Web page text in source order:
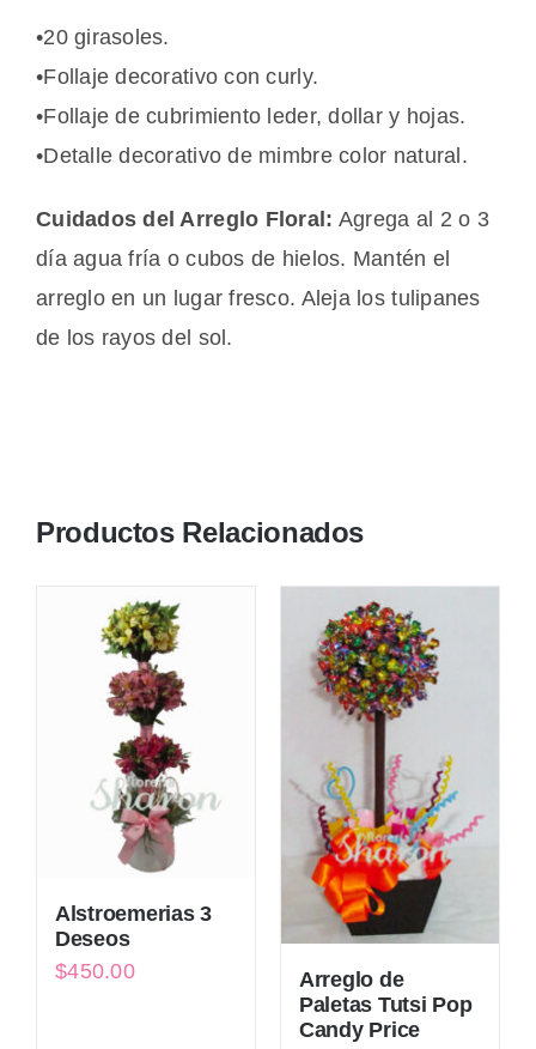
•20 girasoles.
•Follaje decorativo con curly.
•Follaje de cubrimiento leder, dollar y hojas.
•Detalle decorativo de mimbre color natural.
Cuidados del Arreglo Floral: Agrega al 2 o 3
día agua fría o cubos de hielos. Mantén el
arreglo en un lugar fresco. Aleja los tulipanes
de los rayos del sol.
Productos Relacionados
Alstroemerias 3
Deseos
$450.00
Arreglo de
Paletas Tutsi Pop
Candy Price